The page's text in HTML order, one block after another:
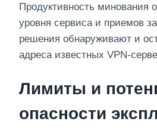
Продуктивность минования
уровня сервиса и приемов
решения обнаруживают и
адреса известных VPN-
Лимиты и
опасности